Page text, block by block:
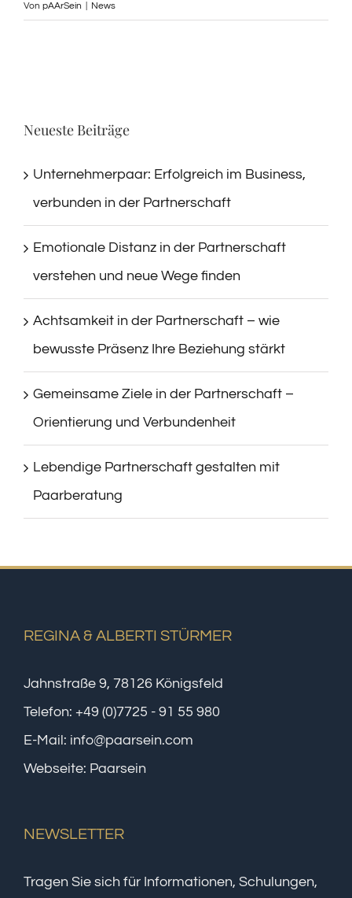
Von pAArSein News
Neueste Beiträge
Unternehmerpaar: Erfolgreich im Business,
verbunden in der Partnerschaft
Emotionale Distanz in der Partnerschaft
verstehen und neue Wege finden
Achtsamkeit in der Partnerschaft – wie
bewusste Präsenz Ihre Beziehung stärkt
Gemeinsame Ziele in der Partnerschaft –
Orientierung und Verbundenheit
Lebendige Partnerschaft gestalten mit
Paarberatung
REGINA & ALBERTI STÜRMER
Jahnstraße 9, 78126 Königsfeld
Telefon: +49 (0)7725 - 91 55 980
E-Mail: info@paarsein.com
Webseite: Paarsein
NEWSLETTER
Tragen Sie sich für Informationen, Schulungen,